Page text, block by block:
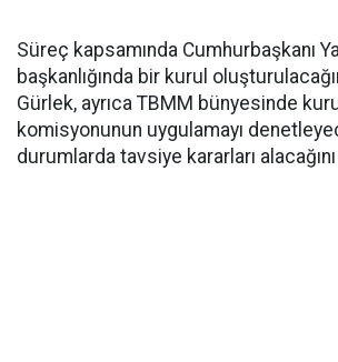
Süreç kapsamında Cumhurbaşkanı
başkanlığında bir kurul
Gürlek, ayrıca TBMM bünyesinde
komisyonunun uygulamayı
durumlarda tavsiye kararları